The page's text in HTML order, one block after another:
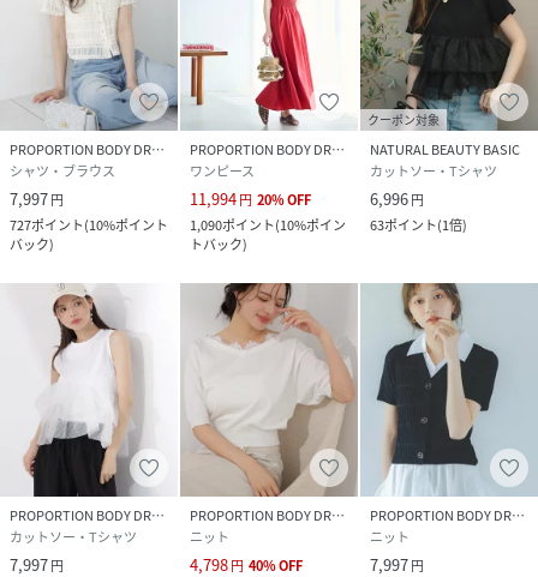
PROPORTION BODY DRESSING
シャツ・ブラウス
7,997円
727ポイント(10%ポイント
バック)
PROPORTION BODY DRESSING
ワンピース
11,994円 20%OFF
1,090ポイント(10%ポイン
トバック)
クーポン対象
NATURAL BEAUTY BASIC
カットソー・Tシャツ
6,996円
63ポイント(1倍)
PROPORTION BODY DRESSING
カットソー・Tシャツ
7,997円
PROPORTION BODY DRESSING
ニット
4,798円 40%OFF
PROPORTION BODY DRESSING
ニット
7,997円